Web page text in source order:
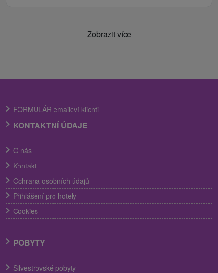
Zobrazit více
FORMULÁR emailoví klienti
KONTAKTNÍ ÚDAJE
O nás
Kontakt
Ochrana osobních údajů
Přihlášení pro hotely
Cookies
POBYTY
Silvestrovské pobyty